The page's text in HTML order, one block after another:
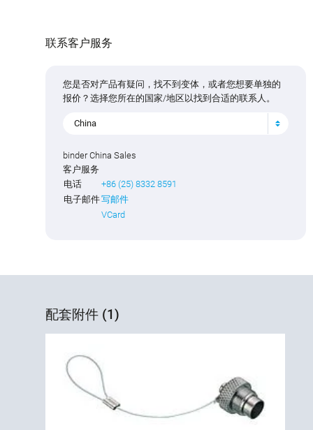
联系客户服务
您是否对产品有疑问，找不到变体，或者您想要单独的
报价？选择您所在的国家/地区以找到合适的联系人。
China
binder China Sales
客户服务
电话
+86 (25) 8332 8591
电子邮件写邮件
VCard
配套附件 (1)